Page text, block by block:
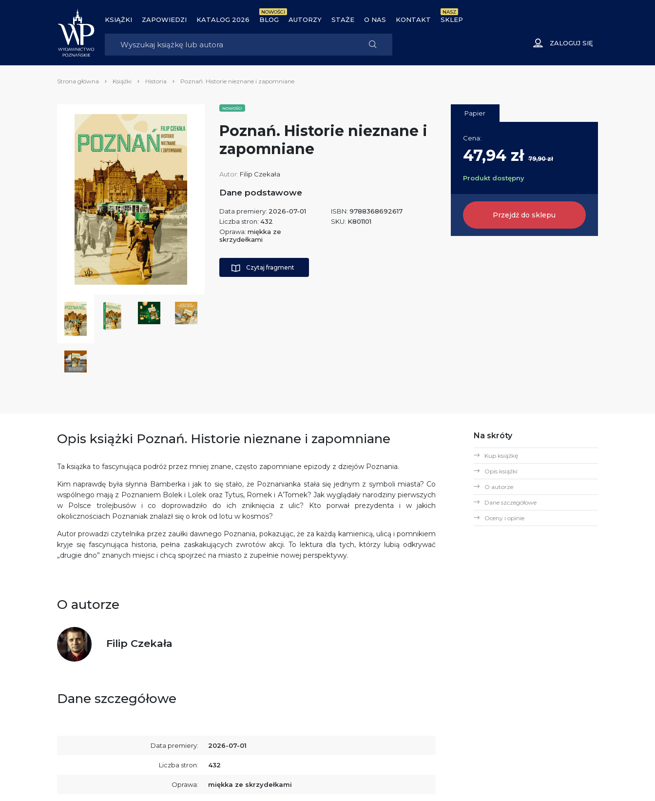
KSIĄŻKI ZAPOWIEDZI KATALOG 2026 BLOG
NOWOŚCI
AUTORZY STAŻE O NAS KONTAKT SKLEP
NASZ
ZALOGUJ SIĘ
Strona główna Książki Historia Poznań. Historie nieznane i zapomniane
NOWOŚCI
Poznań. Historie nieznane i
zapomniane
Autor: Filip Czekała
Dane podstawowe
Data premiery: 2026-07-01
Liczba stron: 432
Oprawa: miękka ze
skrzydełkami
ISBN: 9788368692617
SKU: K801101
Czytaj fragment
Papier
Cena:
47,94 zł79,90 zł
Produkt dostępny
Przejdź do sklepu
Opis książki Poznań. Historie nieznane i zapomniane
Ta książka to fascynująca podróż przez mniej znane, często zapomniane epizody z dziejów Poznania.
Kim naprawdę była słynna Bamberka i jak to się stało, że Poznanianka stała się jednym z symboli miasta? Co
wspólnego mają z Poznaniem Bolek i Lolek oraz Tytus, Romek i A’Tomek? Jak wyglądały narodziny pierwszych
w Polsce trolejbusów i co doprowadziło do ich zniknięcia z ulic? Kto porwał prezydenta i w jakich
okolicznościach Poznaniak znalazł się o krok od lotu w kosmos?
Autor prowadzi czytelnika przez zaułki dawnego Poznania, pokazując, że za każdą kamienicą, ulicą i pomnikiem
kryje się fascynująca historia, pełna zaskakujących zwrotów akcji. To lektura dla tych, którzy lubią odkrywać
„drugie dno” znanych miejsc i chcą spojrzeć na miasto z zupełnie nowej perspektywy.
O autorze
Filip Czekała
Dane szczegółowe
Data premiery: 2026-07-01
Liczba stron: 432
Oprawa: miękka ze skrzydełkami
Na skróty
Kup książkę
Opis książki
O autorze
Dane szczegółowe
Oceny i opinie